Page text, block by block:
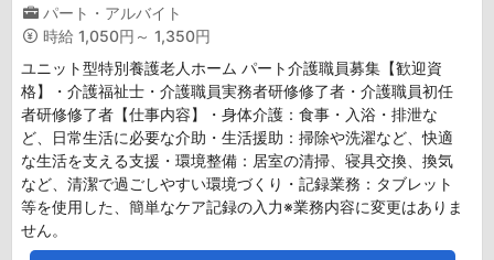
パート・アルバイト
時給 1,050円～ 1,350円
ユニット型特別養護老人ホーム パート介護職員募集【歓迎資
格】・介護福祉士・介護職員実務者研修修了者・介護職員初任
者研修修了者【仕事内容】・身体介護：食事・入浴・排泄な
ど、日常生活に必要な介助・生活援助：掃除や洗濯など、快適
な生活を支える支援・環境整備：居室の清掃、寝具交換、換気
など、清潔で過ごしやすい環境づくり・記録業務：タブレット
等を使用した、簡単なケア記録の入力※業務内容に変更はありま
せん。